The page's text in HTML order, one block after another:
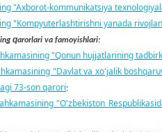
"Axborot-kommunikatsiya
"Kompyuterlashtirishni yanada
qarorlari va famoyishlari:
"Qonun hujjatlarining
"Davlat va xo'jalik
73-son qarori;
"O'zbekiston